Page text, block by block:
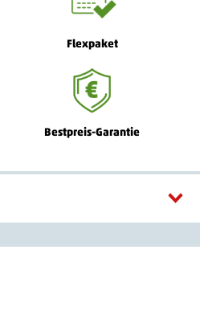
Flexpaket
Bestpreis-Garantie